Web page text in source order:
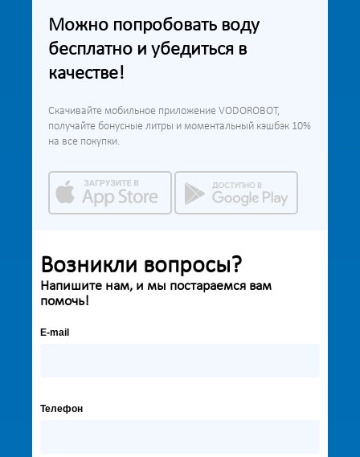
Можно попробовать воду
бесплатно и убедиться в
качестве!
Скачивайте мобильное приложение VODOROBOT,
получайте бонусные литры и моментальный кэшбэк 10%
на все покупки.
Возникли вопросы?
Напишите нам, и мы постараемся вам
помочь!
E-mail
Телефон